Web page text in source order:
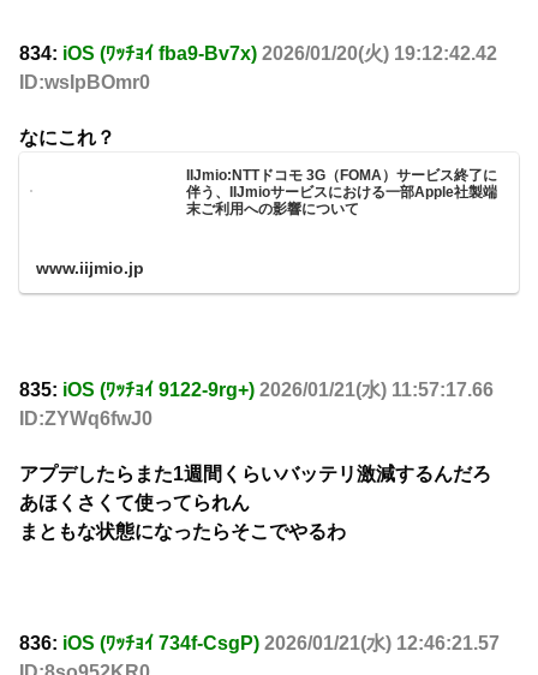
834: iOS (ﾜｯﾁｮｲ fba9-Bv7x) 2026/01/20(火) 19:12:42.42
ID:wsIpBOmr0
なにこれ？
IIJmio:NTTドコモ 3G（FOMA）サービス終了に
伴う、IIJmioサービスにおける一部Apple社製端
末ご利用への影響について
www.iijmio.jp
835: iOS (ﾜｯﾁｮｲ 9122-9rg+) 2026/01/21(水) 11:57:17.66
ID:ZYWq6fwJ0
アプデしたらまた1週間くらいバッテリ激減するんだろ
あほくさくて使ってられん
まともな状態になったらそこでやるわ
836: iOS (ﾜｯﾁｮｲ 734f-CsgP) 2026/01/21(水) 12:46:21.57